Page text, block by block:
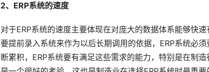
2、ERP系统的速度
对于ERP系统的速度主要体现在对庞大的数据体系能够快
要提前录入系统来作为以后长期调用的依据，ERP系统必
断累积，ERP系统要有满足这些需求的能力，特别是在制